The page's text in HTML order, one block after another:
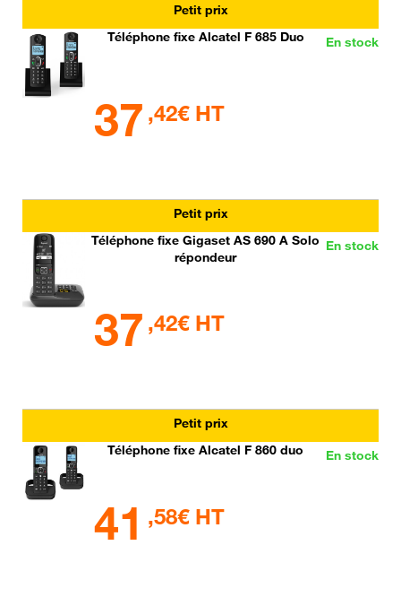
Petit prix
En stock
Téléphone fixe Alcatel F 685 Duo
37 ,42€ HT
Petit prix
En stock
Téléphone fixe Gigaset AS 690 A Solo
répondeur
37 ,42€ HT
Petit prix
En stock
Téléphone fixe Alcatel F 860 duo
41 ,58€ HT